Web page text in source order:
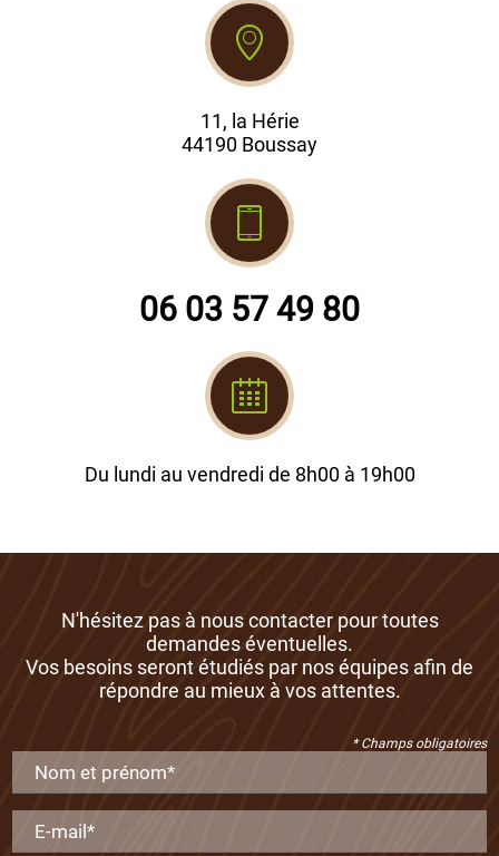
11, la Hérie
44190 Boussay
06 03 57 49 80
Du lundi au vendredi de 8h00 à 19h00
N'hésitez pas à nous contacter pour toutes
demandes éventuelles.
Vos besoins seront étudiés par nos équipes afin de
répondre au mieux à vos attentes.
* Champs obligatoires
Nom et prénom*
E-mail*